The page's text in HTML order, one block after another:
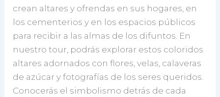
crean altares y ofrendas en sus hogares, en
los cementerios y en los espacios públicos
para recibir a las almas de los difuntos. En
nuestro tour, podrás explorar estos coloridos
altares adornados con flores, velas, calaveras
de azúcar y fotografías de los seres queridos.
Conocerás el simbolismo detrás de cada